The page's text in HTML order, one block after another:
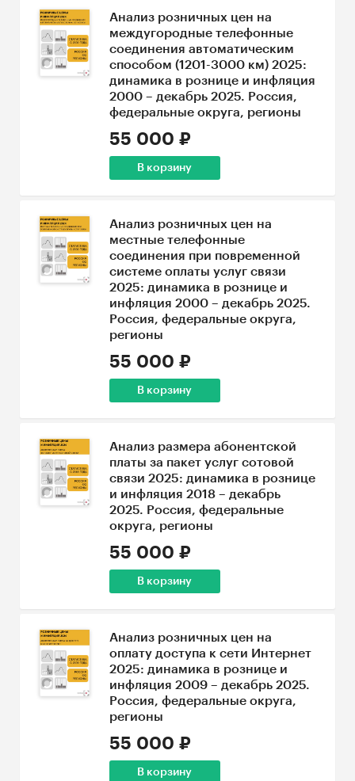
Анализ розничных цен на
междугородные телефонные
соединения автоматическим
способом (1201-3000 км) 2025:
динамика в рознице и инфляция
2000 – декабрь 2025. Россия,
федеральные округа, регионы
55 000 ₽
В корзину
Анализ розничных цен на
местные телефонные
соединения при повременной
системе оплаты услуг связи
2025: динамика в рознице и
инфляция 2000 – декабрь 2025.
Россия, федеральные округа,
регионы
55 000 ₽
В корзину
Анализ размера абонентской
платы за пакет услуг сотовой
связи 2025: динамика в рознице
и инфляция 2018 – декабрь
2025. Россия, федеральные
округа, регионы
55 000 ₽
В корзину
Анализ розничных цен на
оплату доступа к сети Интернет
2025: динамика в рознице и
инфляция 2009 – декабрь 2025.
Россия, федеральные округа,
регионы
55 000 ₽
В корзину